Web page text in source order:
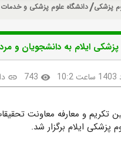
پزشکی دانشگاه علوم پزشکی و خدمات
ایلام به دانشجویان و
visibility
743
link
تکریم و معارفه معاونت
پزشکی ایلام برگزار شد.